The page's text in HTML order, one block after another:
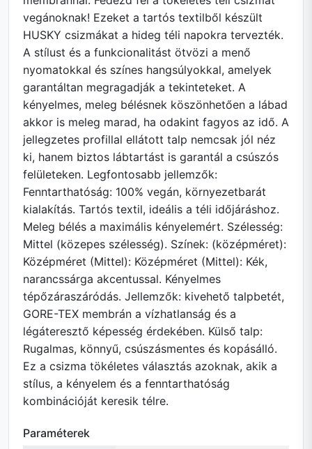
vegánoknak! Ezeket a tartós textilből készült
HUSKY csizmákat a hideg téli napokra tervezték.
A stílust és a funkcionalitást ötvözi a menő
nyomatokkal és színes hangsúlyokkal, amelyek
garantáltan megragadják a tekinteteket. A
kényelmes, meleg bélésnek köszönhetően a lábad
akkor is meleg marad, ha odakint fagyos az idő. A
jellegzetes profillal ellátott talp nemcsak jól néz
ki, hanem biztos lábtartást is garantál a csúszós
felületeken. Legfontosabb jellemzők:
Fenntarthatóság: 100% vegán, környezetbarát
kialakítás. Tartós textil, ideális a téli időjáráshoz.
Meleg bélés a maximális kényelemért. Szélesség:
Mittel (közepes szélesség). Színek: (középméret):
Középméret (Mittel): Középméret (Mittel): Kék,
narancssárga akcentussal. Kényelmes
tépőzáraszáródás. Jellemzők: kivehető talpbetét,
GORE-TEX membrán a vízhatlanság és a
légáteresztő képesség érdekében. Külső talp:
Rugalmas, könnyű, csúszásmentes és kopásálló.
Ez a csizma tökéletes választás azoknak, akik a
stílus, a kényelem és a fenntarthatóság
kombinációját keresik télre.
Paraméterek